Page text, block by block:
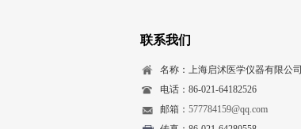
联系我们
名称：上海启沭医学仪器有限公司
电话：86-021-64182526
邮箱： 577784159@qq.com